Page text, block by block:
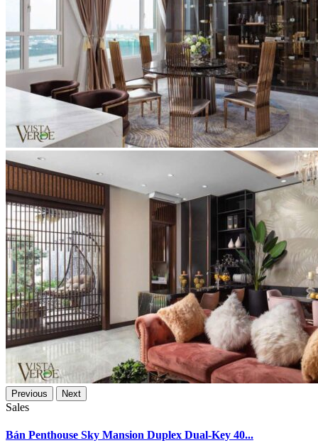
Previous Next
Sales
Bán Penthouse Sky Mansion Duplex Dual-Key 40...